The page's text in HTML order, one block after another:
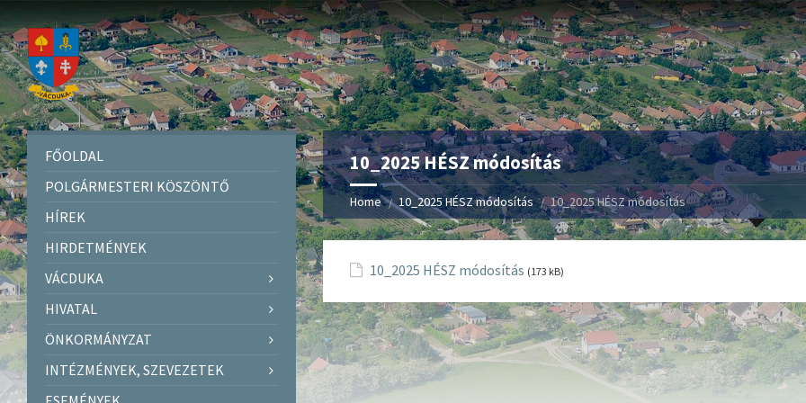
10_2025 HÉSZ módosítás
Home 10_2025 HÉSZ módosítás 10_2025 HÉSZ módosítás
10_2025 HÉSZ módosítás (173 kB)
FŐOLDAL
POLGÁRMESTERI KÖSZÖNTŐ
HÍREK
HIRDETMÉNYEK
VÁCDUKA
HIVATAL
ÖNKORMÁNYZAT
INTÉZMÉNYEK, SZEVEZETEK